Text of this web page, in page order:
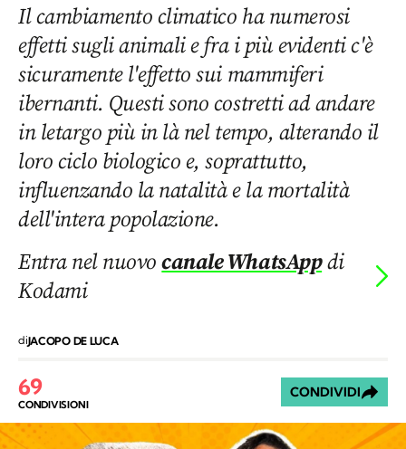
Il cambiamento climatico ha numerosi
effetti sugli animali e fra i più evidenti c'è
sicuramente l'effetto sui mammiferi
ibernanti. Questi sono costretti ad andare
in letargo più in là nel tempo, alterando il
loro ciclo biologico e, soprattutto,
influenzando la natalità e la mortalità
dell'intera popolazione.
Entra nel nuovocanale WhatsAppdi
Kodami
diJACOPO DE LUCA
69
CONDIVISIONI
CONDIVIDI